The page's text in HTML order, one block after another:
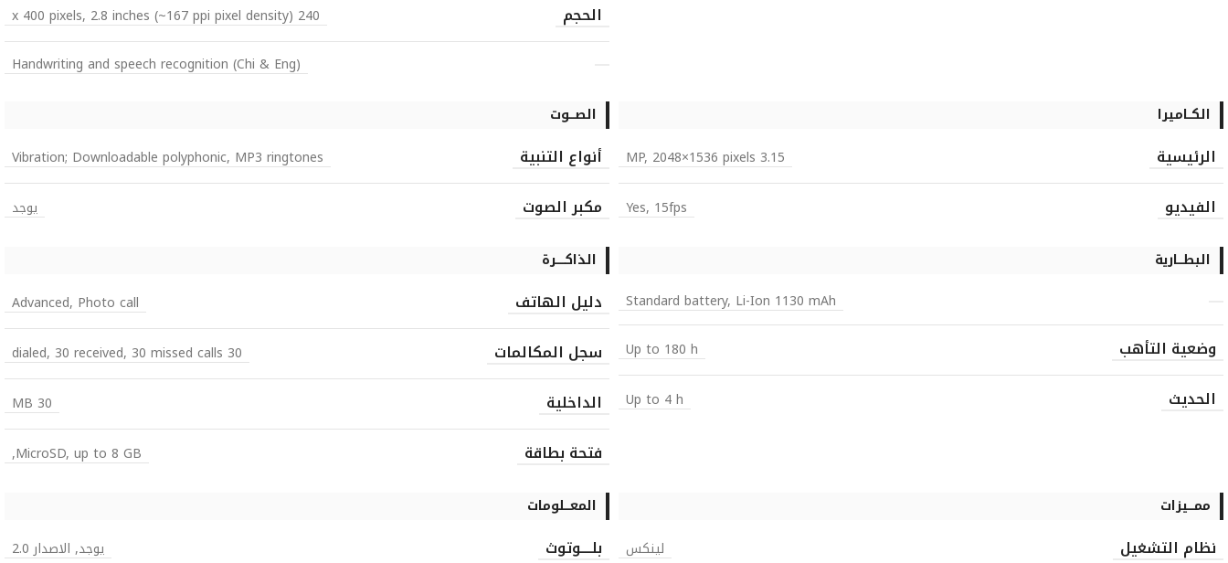
الحجم
240 x 400 pixels, 2.8 inches (~167 ppi pixel density)
Handwriting and speech recognition (Chi & Eng)
الكــاميرا
الرئيسية 3.15 MP, 2048×1536 pixels
الفيديو Yes, 15fps
الصـــوت
أنواع التنبية Vibration; Downloadable polyphonic, MP3 ringtones
مكبر الصوت يوجد
البطـــارية
Standard battery, Li-Ion 1130 mAh
وضعية التأهب Up to 180 h
الحديث Up to 4 h
الذاكـــــرة
دليل الهاتف Advanced, Photo call
سجل المكالمات 30 dialed, 30 received, 30 missed calls
الداخلية 30 MB
فتحة بطاقة MicroSD, up to 8 GB,
ممـــيزات
نظام التشغيل لينكس
المعـــلومات
بلــــوتوث يوجد, الاصدار 2.0